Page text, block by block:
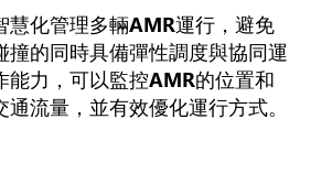
慧化管理多輛AMR運行，避免
撞的同時具備彈性調度與協同運
能力，可以監控AMR的位置和
通流量，並有效優化運行方式。